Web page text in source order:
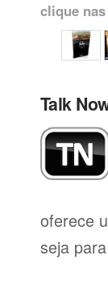
clique
Talk
oferece
seja